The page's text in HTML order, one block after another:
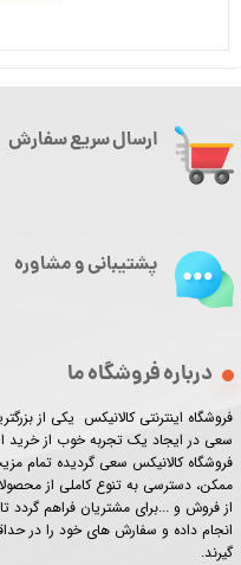
ارسال سریع سفارش
درباره فروشگاه ما
فروشگاه اینترنتی کالانیکس یکی از
سعی در ایجاد یک تجربه خوب از خرید
فروشگاه کالانیکس سعی گردیده تمام
ممکن، دسترسی به تنوع کاملی از
از فروش و ...برای مشتریان فراهم گردد
انجام داده و سفارش های خود را در
گیرند.​​​​​​​
پشتیبانی و مشاوره